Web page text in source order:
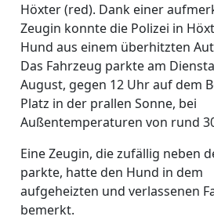
Höxter (red). Dank einer
Zeugin konnte die Polizei in
Hund aus einem überhitzten
Das Fahrzeug parkte am
August, gegen 12 Uhr auf dem
Platz in der prallen Sonne, bei
Außentemperaturen von rund
Eine Zeugin, die zufällig neben
parkte, hatte den Hund in dem
aufgeheizten und verlassenen
bemerkt.